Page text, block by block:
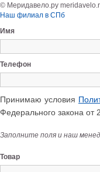
© Меридавело.ру
Наш филиал в СПб
Имя
Телефон
Принимаю условия
Федерального закона
Заполните поля и наш
Товар